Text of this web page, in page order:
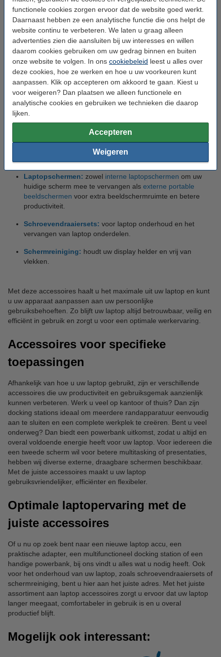
functionele cookies zorgen ervoor dat de website goed werkt.
Daarnaast hebben ze een analytische functie die ons helpt de
website continu te verbeteren. We laten u graag alleen
advertenties zien die aansluiten bij uw interesses en willen
daarom cookies gebruiken om uw gedrag binnen en buiten
onze website te volgen. In ons cookiebeleid leest u alles over
deze cookies, hoe ze werken en hoe u uw voorkeuren kunt
aanpassen. Klik op accepteren om akkoord te gaan. Kiest u
voor weigeren? Dan plaatsen we alleen functionele en
analytische cookies en gebruiken we technieken die daarop
lijken.
Accepteren
Weigeren
laptop
In ons assortiment zijn vindt u verschillende producten die uw
laptop in topconditie houden en het dagelijks gebruik
vergemakkelijken. Hieronder vindt u een overzicht van de
belangrijkste productgroepen:
Laptop accu’s:voor een nieuwe, vervangende accu, zodat
u weer kunt genieten van maximale en optimale prestaties.
Laptop adapters:
Laptop docking stations:voor het eenvoudig aansluiten
van meerdere apparaten.
om uw laptop onderweg op te laden.
Laptopschermen: zowel interne laptopschermen om uw
huidige scherm mee te vervangen als externe portable
beeldschermen voor extra beeldschermruimte en betere
productiviteit.
Schroevendraaiersets: voor laptop onderhoud en het
vervangen van laptop onderdelen.
Schermreiniging: houdt uw display helder en vrij van
vlekken.
Met deze accessoires haalt u het maximale uit uw laptop en kunt
u uw apparaat aanpassen aan uw persoonlijke
gebruiksbehoeften. Zo blijft uw laptop altijd betrouwbaar, veilig en
efficiënt in gebruik en zorgt u voor een optimale werkervaring.
Accessoires voor specifieke
toepassingen
Afhankelijk van hoe u uw laptop gebruikt, zijn er verschillende
accessoires die uw productiviteit en gebruiksgemak aanzienlijk
kunnen verbeteren. Werk u veel op kantoor of thuis? Dan zijn
docking stations ideaal om meerdere randapparatuur eenvoudig
aan te sluiten en een complete werkplek te creëren. Bent u veel
onderweg? Dan biedt een powerbank uitkomst, zodat u altijd en
overal voldoende energie heeft voor uw laptop. Voor iedereen die
een tweede scherm wil voor betere multitasking of presentaties,
hebben wij diverse externe, draagbare schermen beschikbaar.
Met de juiste accessoires maakt u uw laptop
gebruiksvriendelijker, efficiënter en flexibeler.
Optimale laptopervaring met de
juiste accessoires
Of u nu op zoek bent naar een nieuwe laptop accu, een
praktische adapter, een multifunctioneel docking station of een
handige powerbank, bij ons vindt u alles wat u nodig heeft. Ook
voor het onderhoud van uw laptop, zoals schroevendraaiersets of
schermreiniging, bent u hier aan het juiste adres. Met het juiste
assortiment aan laptop accessoires zorgt u ervoor dat uw laptop
langer meegaat, comfortabeler in gebruik is en u overal
productief blijft.
Mogelijk ook interessant: